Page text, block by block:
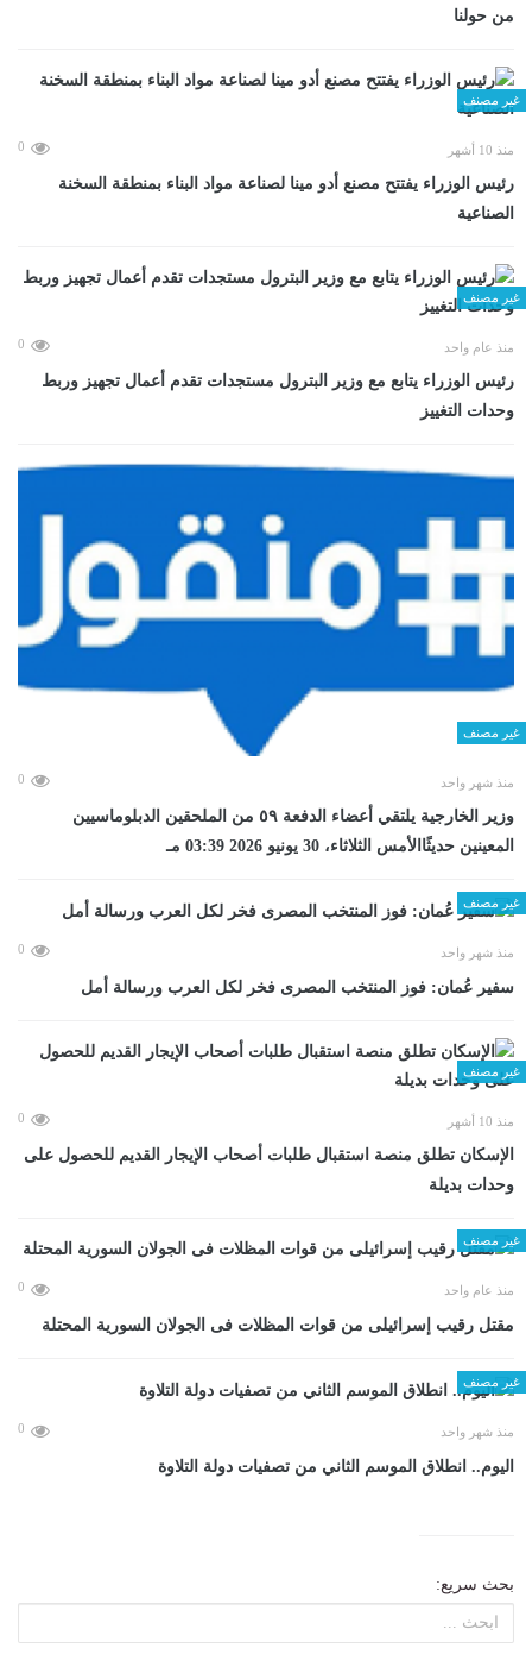
من حولنا
غير مصنف
منذ 10 أشهر 0
رئيس الوزراء يفتتح مصنع أدو مينا لصناعة مواد البناء بمنطقة السخنة
الصناعية
غير مصنف
منذ عام واحد 0
رئيس الوزراء يتابع مع وزير البترول مستجدات تقدم أعمال تجهيز وربط
وحدات التغييز
غير مصنف
منذ شهر واحد 0
وزير الخارجية يلتقي أعضاء الدفعة ٥٩ من الملحقين الدبلوماسيين
المعينين حديثًاالأمس الثلاثاء، 30 يونيو 2026 03:39 مـ
غير مصنف
منذ شهر واحد 0
سفير عُمان: فوز المنتخب المصرى فخر لكل العرب ورسالة أمل
غير مصنف
منذ 10 أشهر 0
الإسكان تطلق منصة استقبال طلبات أصحاب الإيجار القديم للحصول على
وحدات بديلة
غير مصنف
منذ عام واحد 0
مقتل رقيب إسرائيلى من قوات المظلات فى الجولان السورية المحتلة
غير مصنف
منذ شهر واحد 0
اليوم.. انطلاق الموسم الثاني من تصفيات دولة التلاوة
بحث سريع: